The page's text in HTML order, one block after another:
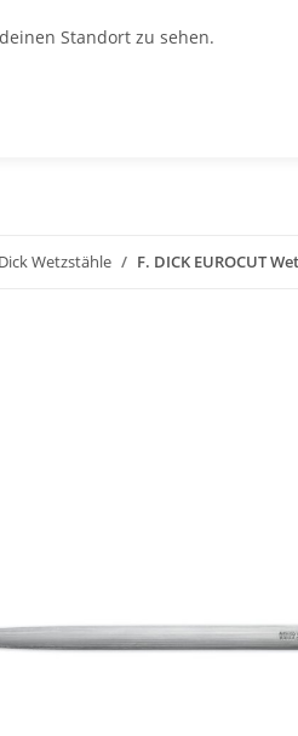
Standort zu sehen.
Dick Wetzstähle F. DICK EUROCUT